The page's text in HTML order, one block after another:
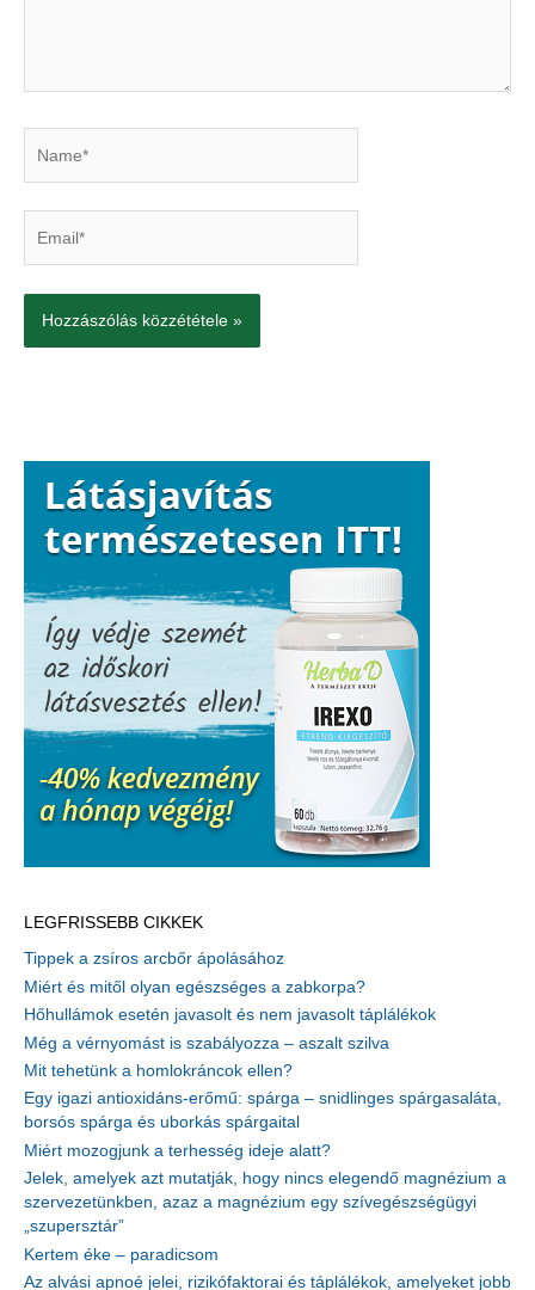
LEGFRISSEBB CIKKEK
Tippek a zsíros arcbőr ápolásához
Miért és mitől olyan egészséges a zabkorpa?
Hőhullámok esetén javasolt és nem javasolt táplálékok
Még a vérnyomást is szabályozza – aszalt szilva
Mit tehetünk a homlokráncok ellen?
Egy igazi antioxidáns-erőmű: spárga – snidlinges spárgasaláta,
borsós spárga és uborkás spárgaital
Miért mozogjunk a terhesség ideje alatt?
Jelek, amelyek azt mutatják, hogy nincs elegendő magnézium a
szervezetünkben, azaz a magnézium egy szívegészségügyi
„szupersztár”
Kertem éke – paradicsom
Az alvási apnoé jelei, rizikófaktorai és táplálékok, amelyeket jobb